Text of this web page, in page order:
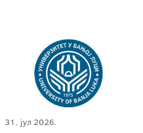
31. јул 2026.